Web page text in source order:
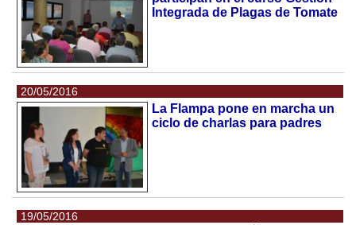
Integrada de Plagas de Tomate
20/05/2016
La Flampa pone en marcha un
ciclo de charlas para padres
19/05/2016